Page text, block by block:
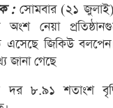
:সোমবার (২১ জুলাই)
নেয়া
এসেছে জিকিউ
জানা গেছে
দর ৮.৯১ শতাংশ